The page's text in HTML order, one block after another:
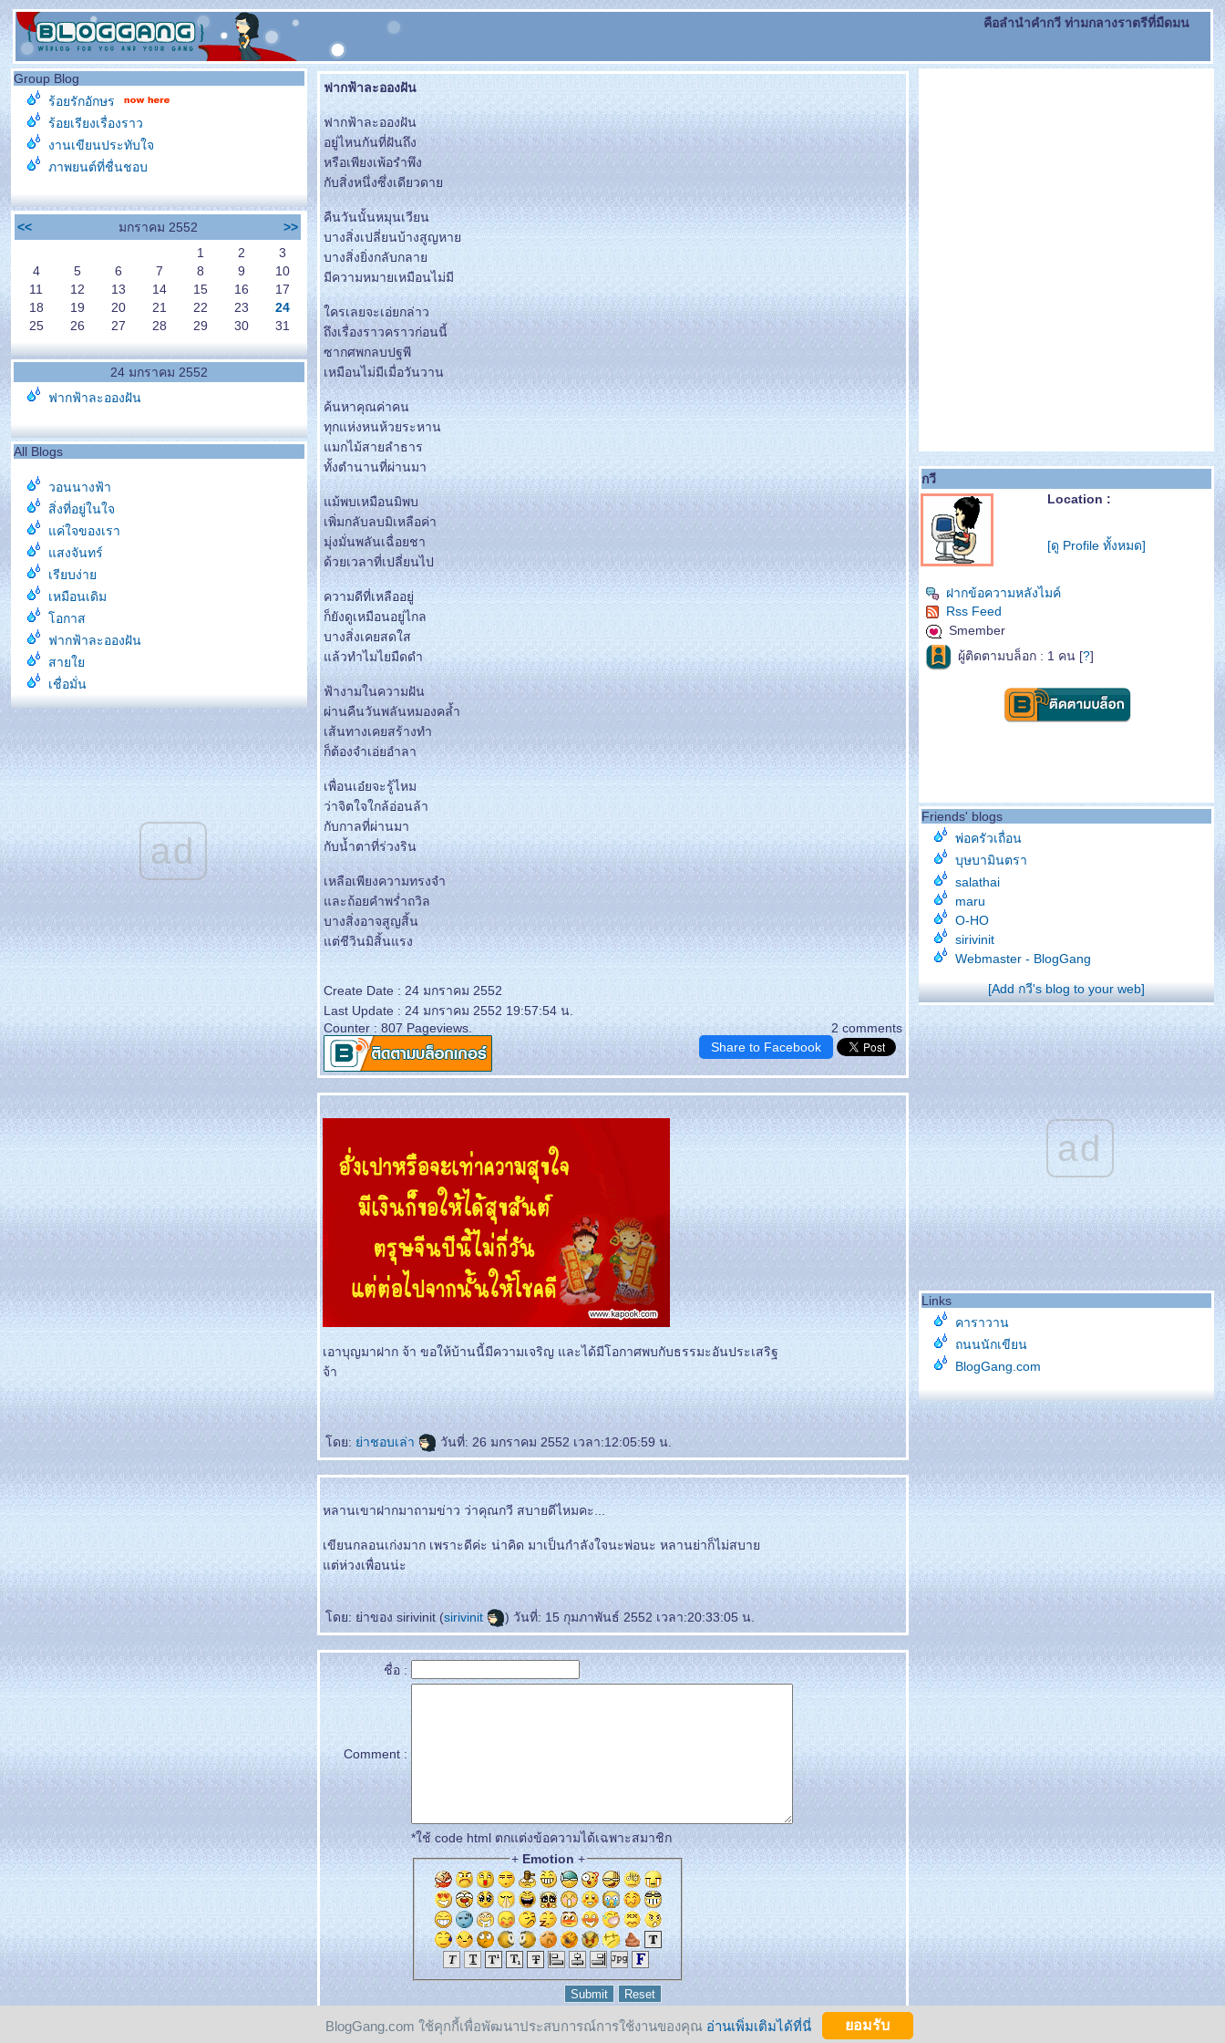
คือลำนำคำกวี ท่ามกลางราตรีที่มืดมน
Group Blog
ร้อยรักอักษร
ร้อยเรียงเรื่องราว
งานเขียนประทับใจ
ภาพยนต์ที่ชื่นชอบ
<< มกราคม 2552
>>
1
2
3
4
5 6 7 8 9
10
11
12 13 14 15 16
17
18
19 20 21 22 23
24
25
26 27 28 29 30 31
24 มกราคม 2552
ฟากฟ้าละอองฝัน
All Blogs
วอนนางฟ้า
สิ่งที่อยู่ในใจ
ค่ใจของเรา
สงจันทร์
เรียบง่า
เหมือนเดิม
อกาส
ฟากฟ้าละอองฝัน
สา
เชื่อมั่น
ปรารถนาดี
หลุดพ้น
ังเหมือนเดิม
ขอให้เหมือนเดิม
ปล่อยวาง
ช่เพียงผ่านเล
กำลังใจ
เพลงของเรา
ad
ฟากฟ้าละอองฝัน
ฟากฟ้าละอองฝัน
อยู่ไหนกันที่ฝันถึง
หรือเพียงเพ้อรำพึง
กับสิ่งหนึ่งซึ่งเดียวดา
คืนวันนั้นหมุนเวียน
บางสิ่งเปลี่ยนบ้างสูญหา
บางสิ่งยิ่งกลับกลา
มีความหมายเหมือนไม่มี
ครเลยจะเอ่ยกล่าว
ถึงเรื่องราวคราวก่อนนี้
ซากศพกลบปฐพี
เหมือนไม่มีเมื่อวันวาน
ค้นหาคุณค่าคน
ทุกแห่งหนห้วยระหาน
มกไม้สายลำธาร
ทั้งตำนานที่ผ่านมา
ม้พบเหมือนมิพบ
เพิ่มกลับลบมิเหลือค่า
มุ่งมั่นพลันเฉื่อยชา
ด้วยเวลาที่เปลี่ยนไป
ความดีที่เหลืออยู่
ก็ยังดูเหมือนอยู่ไกล
บางสิ่งเคยสดใส
ล้วทำไมไยมืดดำ
ฟ้างามในความฝัน
ผ่านคืนวันพลันหมองคล้ำ
เส้นทางเคยสร้างทำ
ก็ต้องจำเอ่ยอำลา
เพื่อนเอ๋ยจะรู้ไหม
ว่าจิตใจใกล้อ่อนล้า
กับกาลที่ผ่านมา
กับน้ำตาที่ร่วงริน
เหลือเพียงความทรงจำ
ละถ้อยคำพร่ำถวิล
บางสิ่งอาจสูญสิ้น
ต่ชีวินมิสิ้นแรง
Create Date : 24 มกราคม 2552
Last Update : 24 มกราคม 2552 19:57:54 น.
2 comments
Counter : 807 Pageviews.
Share to Facebook
เอาบุญมาฝาก จ้า ขอให้บ้านนี้มีความเจริญ และได้มีโอกาศพบกับธรรมะอันประเสริฐ
จ้า
ดย: ่าชอบเล่า วันที่: 26 มกราคม 2552 เวลา:12:05:59 น.
หลานเขาฝากมาถามข่าว ว่าคุณกวี สบายดีไหมคะ...
เขียนกลอนเก่งมาก เพราะดีค่ะ น่าคิด มาเป็นกำลังใจนะพ่อนะ หลานย่าก็ไม่สบา
ต่ห่วงเพื่อนน่ะ
ดย: ย่าของ sirivinit (sirivinit ) วันที่: 15 กุมภาพันธ์ 2552 เวลา:20:33:05 น.
ชื่อ :
Comment :
*ใช้ code html ตกแต่งข้อความได้เฉพาะสมาชิก
+Emotion+
กวี
Location :
[ดู Profile ทั้งหมด]
ฝากข้อความหลังไมค์
Rss Feed
Smember
ผู้ติดตามบล็อก : 1 คน [?]
Friends' blogs
พ่อครัวเถื่อน
บุษบามินตรา
salathai
maru
O-HO
sirivinit
Webmaster - BlogGang
[Add กวี's blog to your web]
ad
Links
คาราวาน
ถนนนักเขียน
BlogGang.com
BlogGang.com ใช้คุกกี้เพื่อพัฒนาประสบการณ์การใช้งานของคุณ อ่านเพิ่มเติมได้ที่นี่